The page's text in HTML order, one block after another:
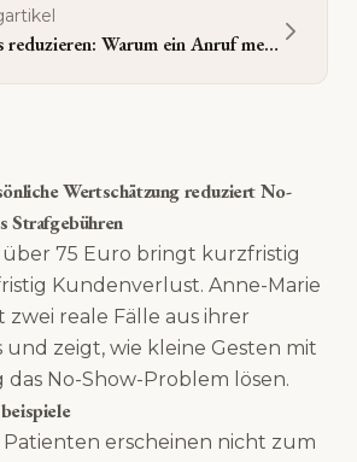
No-Shows reduzieren: Warum ein Anruf mehr bringt als eine Strafgebühr
Wertschätzung reduziert No-
Strafgebühren
75 Euro bringt kurzfristig
Kundenverlust. Anne-Marie
zwei reale Fälle aus ihrer
und zeigt, wie kleine Gesten mit
No-Show-Problem lösen.
Patienten erscheinen nicht zum